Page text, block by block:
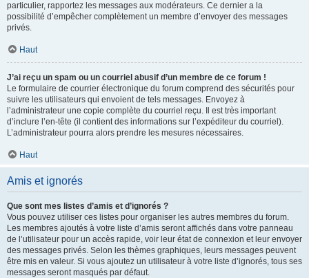
particulier, rapportez les messages aux modérateurs. Ce dernier a la
possibilité d’empêcher complètement un membre d’envoyer des messages
privés.
Haut
J’ai reçu un spam ou un courriel abusif d’un membre de ce forum !
Le formulaire de courrier électronique du forum comprend des sécurités pour
suivre les utilisateurs qui envoient de tels messages. Envoyez à
l’administrateur une copie complète du courriel reçu. Il est très important
d’inclure l’en-tête (il contient des informations sur l’expéditeur du courriel).
L’administrateur pourra alors prendre les mesures nécessaires.
Haut
Amis et ignorés
Que sont mes listes d’amis et d’ignorés ?
Vous pouvez utiliser ces listes pour organiser les autres membres du forum.
Les membres ajoutés à votre liste d’amis seront affichés dans votre panneau
de l’utilisateur pour un accès rapide, voir leur état de connexion et leur envoyer
des messages privés. Selon les thèmes graphiques, leurs messages peuvent
être mis en valeur. Si vous ajoutez un utilisateur à votre liste d’ignorés, tous ses
messages seront masqués par défaut.